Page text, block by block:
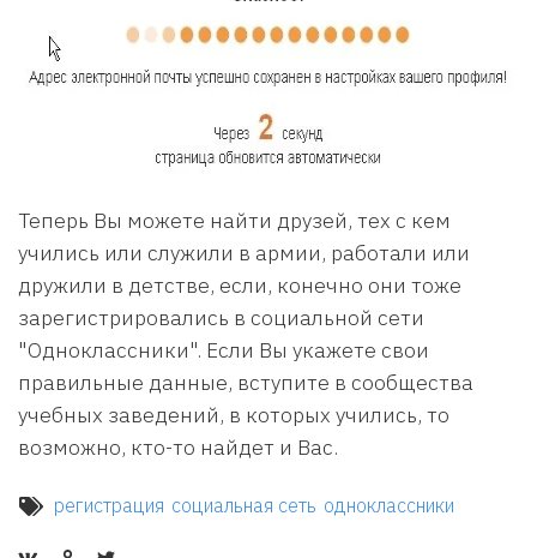
Теперь Вы можете найти друзей, тех с кем
учились или служили в армии, работали или
дружили в детстве, если, конечно они тоже
зарегистрировались в социальной сети
"Одноклассники". Если Вы укажете свои
правильные данные, вступите в сообщества
учебных заведений, в которых учились, то
возможно, кто-то найдет и Вас.
регистрация социальная сеть одноклассники